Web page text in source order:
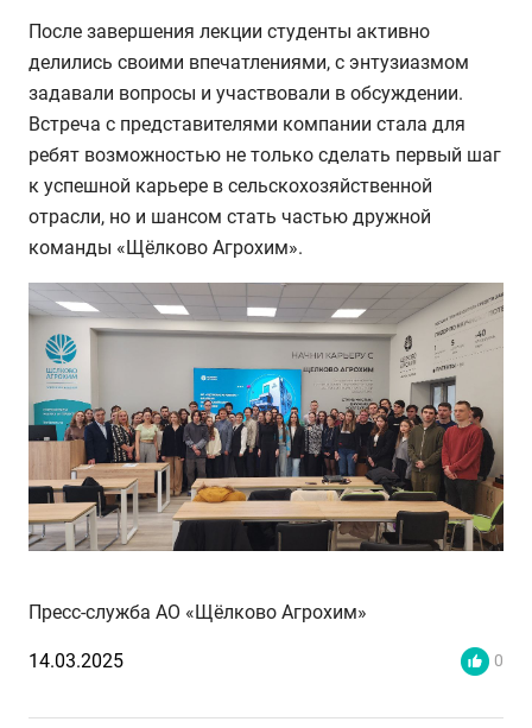
После завершения лекции студенты активно
делились своими впечатлениями, с энтузиазмом
задавали вопросы и участвовали в обсуждении.
Встреча с представителями компании стала для
ребят возможностью не только сделать первый шаг
к успешной карьере в сельскохозяйственной
отрасли, но и шансом стать частью дружной
команды «Щёлково Агрохим».
Пресс-служба АО «Щёлково Агрохим»
14.03.2025 0